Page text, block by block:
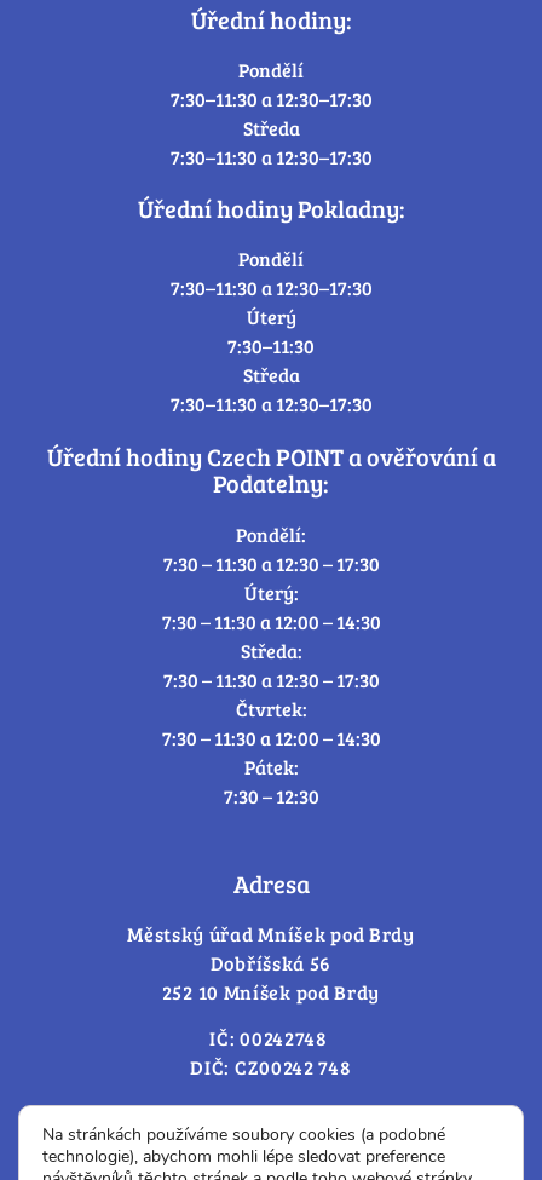
Úřední hodiny:
Pondělí
7:30–11:30 a 12:30–17:30
Středa
7:30–11:30 a 12:30–17:30
Úřední hodiny Pokladny:
Pondělí
7:30–11:30 a 12:30–17:30
Úterý
7:30–11:30
Středa
7:30–11:30 a 12:30–17:30
Úřední hodiny Czech POINT a ověřování a
Podatelny:
Pondělí:
7:30 – 11:30 a 12:30 – 17:30
Úterý:
7:30 – 11:30 a 12:00 – 14:30
Středa:
7:30 – 11:30 a 12:30 – 17:30
Čtvrtek:
7:30 – 11:30 a 12:00 – 14:30
Pátek:
7:30 – 12:30
Adresa
Městský úřad Mníšek pod Brdy
Dobříšská 56
252 10 Mníšek pod Brdy
IČ: 00242748
DIČ: CZ00242 748
Cookies – změna souhlasu
Na stránkách používáme soubory cookies (a podobné
technologie), abychom mohli lépe sledovat preference